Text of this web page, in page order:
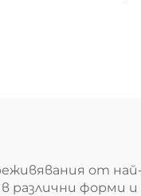
от
форми и